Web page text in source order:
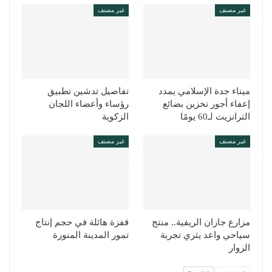
غير مصنف
ميناء جدة الإسلامي يمدد
إعفاء أجور تخزين بضائع
الترانزيت لـ60 يومًا
غير مصنف
تفاصيل تدشين تطبيق
رؤساء وأعضاء اللجان
الزكوية
غير مصنف
مزارع جازان الريفية.. منتج
سياحي واعد يثري تجربة
الزوار
غير مصنف
قفزة هائلة في حجم إنتاج
تمور المدينة المنورة